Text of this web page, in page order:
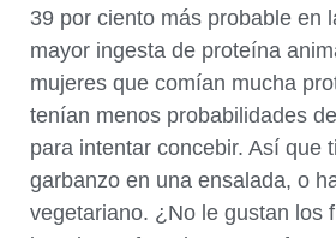
39 por ciento más probable en
mayor ingesta de proteína
mujeres que comían mucha
tenían menos probabilidades
para intentar concebir. Así que
garbanzo en una ensalada, o
vegetariano. ¿No le gustan los